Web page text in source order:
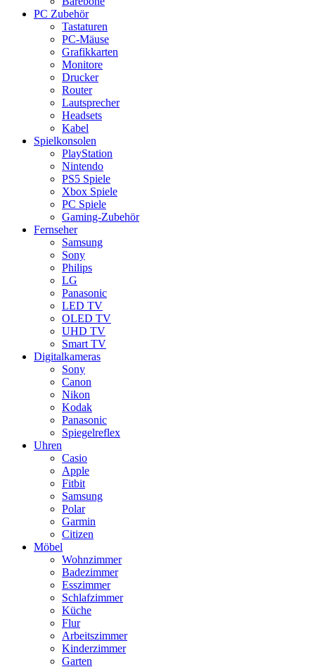
PC Zubehör
Tastaturen
PC-Mäuse
Grafikkarten
Monitore
Drucker
Router
Lautsprecher
Headsets
Kabel
Spielkonsolen
PlayStation
Nintendo
PS5 Spiele
Xbox Spiele
PC Spiele
Gaming-Zubehör
Fernseher
Samsung
Sony
Philips
LG
Panasonic
LED TV
OLED TV
UHD TV
Smart TV
Digitalkameras
Sony
Canon
Nikon
Kodak
Panasonic
Spiegelreflex
Uhren
Casio
Apple
Fitbit
Samsung
Polar
Garmin
Citizen
Möbel
Wohnzimmer
Badezimmer
Esszimmer
Schlafzimmer
Küche
Flur
Arbeitszimmer
Kinderzimmer
Garten